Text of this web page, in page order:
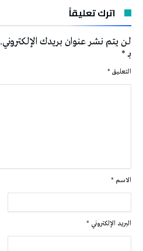
اترك تعليقاً
لن يتم نشر عنوان بريدك الإلكتروني.
بـ*
التعليق *
الاسم *
البريد الإلكتروني *